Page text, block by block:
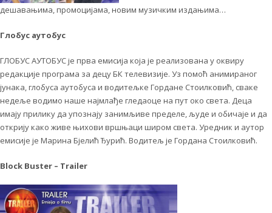
дешавањима, промоцијама, новим музичким издањима…
Глобус аутобус
ГЛОБУС АУТОБУС је прва емисија која је реализована у оквиру
редакције програма за децу БК телевизије. Уз помоћ анимираног
јунака, глобуса аутобуса и водитељке Гордане Стоилковић, сваке
недеље водимо наше најмлађе гледаоце на пут око света. Деца
имају прилику да упознају занимљиве пределе, људе и обичаје и да
открију како живе њихови вршњаци широм света. Уредник и аутор
емисије је Марина Бјелић Ђурић. Водитељ је Гордана Стоилковић.
Block Buster – Trailer